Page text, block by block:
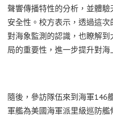
聲響傳播特性的分析，並體
安全性。校方表示，透過這
對海象監測的認識，也瞭解
局的重要性，進一步提升對海
隨後，參訪隊伍來到海軍146
軍艦為美國海軍派里級巡防